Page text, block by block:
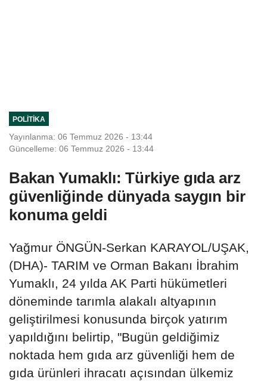
POLITIKA
Yayınlanma: 06 Temmuz 2026 - 13:44
Güncelleme: 06 Temmuz 2026 - 13:44
Bakan Yumaklı: Türkiye gıda arz
güvenliğinde dünyada saygın bir
konuma geldi
Yağmur ÖNGÜN-Serkan KARAYOL/UŞAK,
(DHA)- TARIM ve Orman Bakanı İbrahim
Yumaklı, 24 yılda AK Parti hükümetleri
döneminde tarımla alakalı altyapının
geliştirilmesi konusunda birçok yatırım
yapıldığını belirtip, "Bugün geldiğimiz
noktada hem gıda arz güvenliği hem de
gıda ürünleri ihracatı açısından ülkemiz